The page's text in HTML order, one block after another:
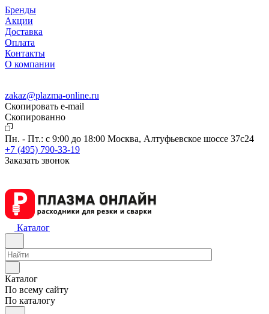
Бренды
Акции
Доставка
Оплата
Контакты
О компании
zakaz@plazma-online.ru
Скопировать e-mail
Cкопированно
Пн. - Пт.: с 9:00 до 18:00 Москва, Алтуфьевское шоссе 37с24
+7 (495) 790-33-19
Заказать звонок
Каталог
Каталог
По всему сайту
По каталогу